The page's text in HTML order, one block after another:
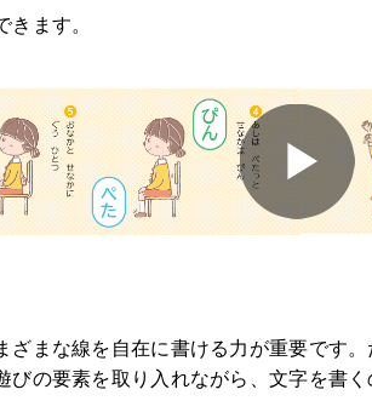
ます。
ざまな線を自在に書ける力が重要です
びの要素を取り入れながら、文字を書